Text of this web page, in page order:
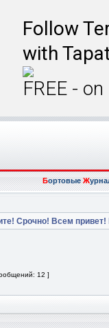
Follow
with
FREE -
БортовыеЖ
Срочно! Всем
12 ]